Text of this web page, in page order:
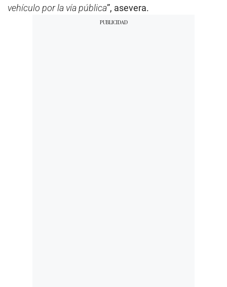
vehículo por la vía pública”, asevera.